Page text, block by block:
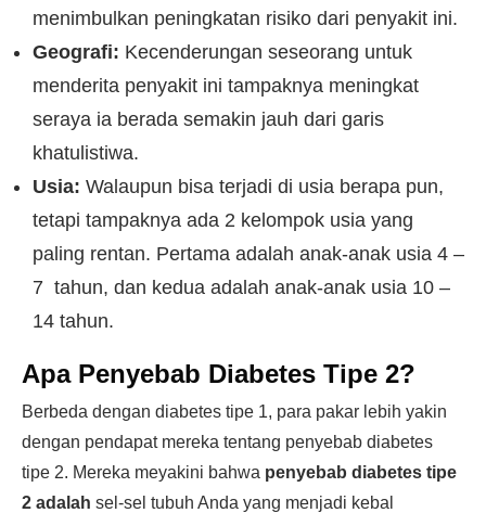
menimbulkan peningkatan risiko dari penyakit ini.
Geografi: Kecenderungan seseorang untuk
menderita penyakit ini tampaknya meningkat
seraya ia berada semakin jauh dari garis
khatulistiwa.
Usia: Walaupun bisa terjadi di usia berapa pun,
tetapi tampaknya ada 2 kelompok usia yang
paling rentan. Pertama adalah anak-anak usia 4 –
7 tahun, dan kedua adalah anak-anak usia 10 –
14 tahun.
Apa Penyebab Diabetes Tipe 2?
Berbeda dengan diabetes tipe 1, para pakar lebih yakin
dengan pendapat mereka tentang penyebab diabetes
tipe 2. Mereka meyakini bahwa penyebab diabetes tipe
2 adalah sel-sel tubuh Anda yang menjadi kebal